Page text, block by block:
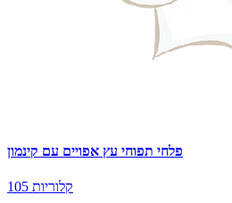
פלחי תפוחי עץ אפויים עם קינמון
105 קלוריות